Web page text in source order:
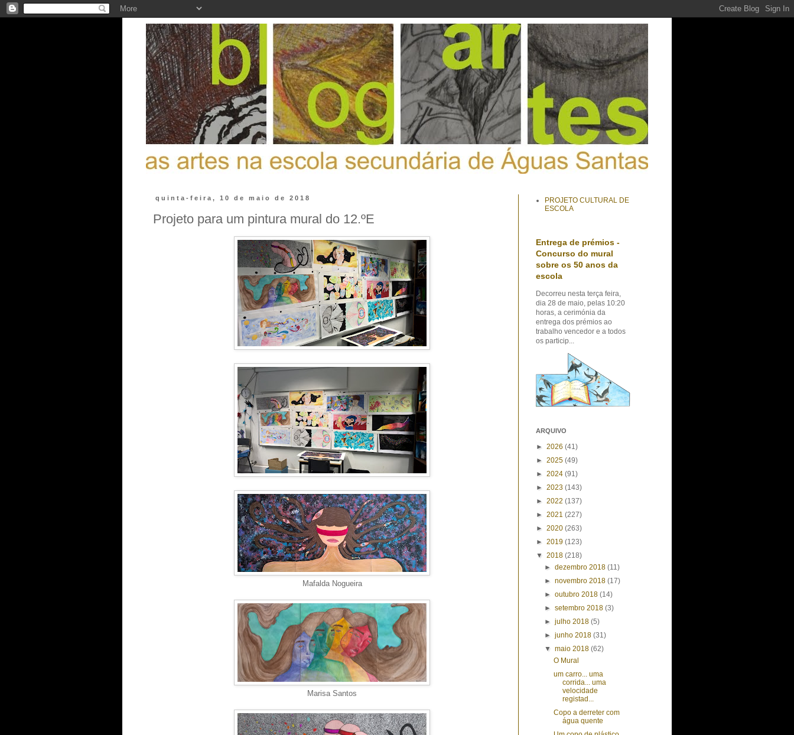
quinta-feira, 10 de maio de 2018
Projeto para um pintura mural do 12.ºE
Mafalda Nogueira
Marisa Santos
PROJETO CULTURAL DE
ESCOLA
Entrega de prémios -
Concurso do mural
sobre os 50 anos da
escola
Decorreu nesta terça feira,
dia 28 de maio, pelas 10:20
horas, a cerimónia da
entrega dos prémios ao
trabalho vencedor e a todos
os particip...
ARQUIVO
► 2026 (41)
► 2025 (49)
► 2024 (91)
► 2023 (143)
► 2022 (137)
► 2021 (227)
► 2020 (263)
► 2019 (123)
▼ 2018 (218)
►dezembro 2018(11)
►novembro 2018(17)
►outubro 2018(14)
►setembro 2018(3)
►julho 2018(5)
►junho 2018(31)
▼maio 2018(62)
O Mural
um carro... uma
corrida... uma
velocidade
registad...
Copo a derreter com
água quente